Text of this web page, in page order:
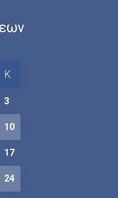
Κ
3
10
17
24